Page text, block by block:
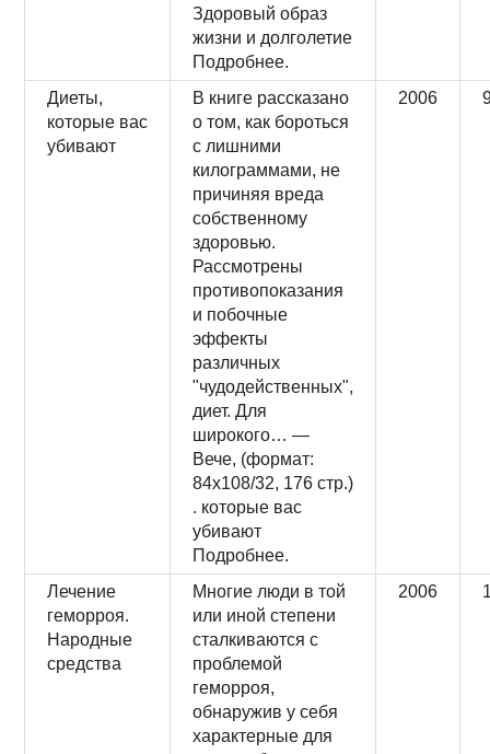
Здоровый образ
жизни и долголетие
Подробнее.
Диеты,
которые вас
убивают
В книге рассказано
о том, как бороться
с лишними
килограммами, не
причиняя вреда
собственному
здоровью.
Рассмотрены
противопоказания
и побочные
эффекты
различных
"чудодейственных",
диет. Для
широкого… —
Вече, (формат:
84x108/32, 176 стр.)
. которые вас
убивают
Подробнее.
2006
Лечение
геморроя.
Народные
средства
Многие люди в той
или иной степени
сталкиваются с
проблемой
геморроя,
обнаружив у себя
характерные для
2006